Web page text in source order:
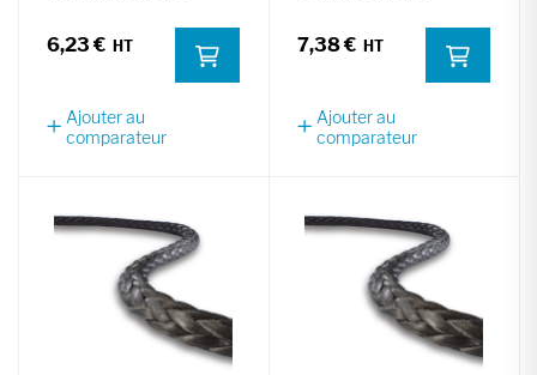
6,23 €
Ajouter au
comparateur
7,38 €
Ajouter au
comparateur